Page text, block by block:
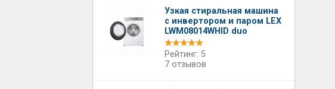
Узкая стиральная машина
с инвертором и паром LEX
LWM08014WHID duo
Рейтинг: 5
7 отзывов